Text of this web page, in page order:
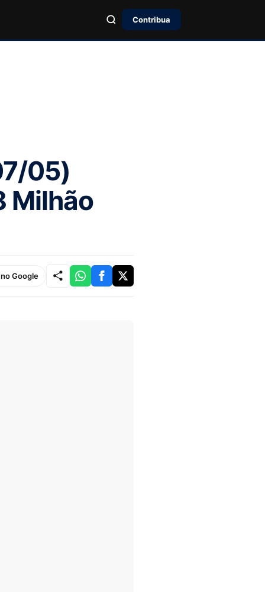
Contribua
05)
Milhão
Google